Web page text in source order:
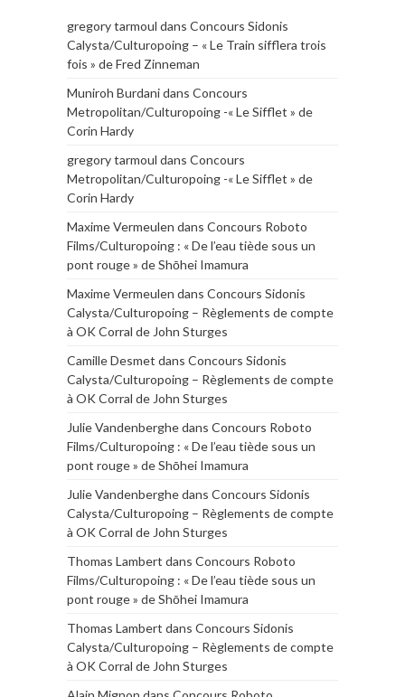
gregory tarmoul dans Concours Sidonis
Calysta/Culturopoing – « Le Train sifflera trois
fois » de Fred Zinneman
Muniroh Burdanidans Concours
Metropolitan/Culturopoing -« Le Sifflet » de
Corin Hardy
gregory tarmoul dans Concours
Metropolitan/Culturopoing -« Le Sifflet » de
Corin Hardy
Maxime Vermeulen dans Concours Roboto
Films/Culturopoing : « De l’eau tiède sous un
pont rouge » de Shōhei Imamura
Maxime Vermeulen dans Concours Sidonis
Calysta/Culturopoing – Règlements de compte
à OK Corral de John Sturges
Camille Desmet dans Concours Sidonis
Calysta/Culturopoing – Règlements de compte
à OK Corral de John Sturges
Julie Vandenberghedans Concours Roboto
Films/Culturopoing : « De l’eau tiède sous un
pont rouge » de Shōhei Imamura
Julie Vandenberghedans Concours Sidonis
Calysta/Culturopoing – Règlements de compte
à OK Corral de John Sturges
Thomas Lambert dans Concours Roboto
Films/Culturopoing : « De l’eau tiède sous un
pont rouge » de Shōhei Imamura
Thomas Lambert dans Concours Sidonis
Calysta/Culturopoing – Règlements de compte
à OK Corral de John Sturges